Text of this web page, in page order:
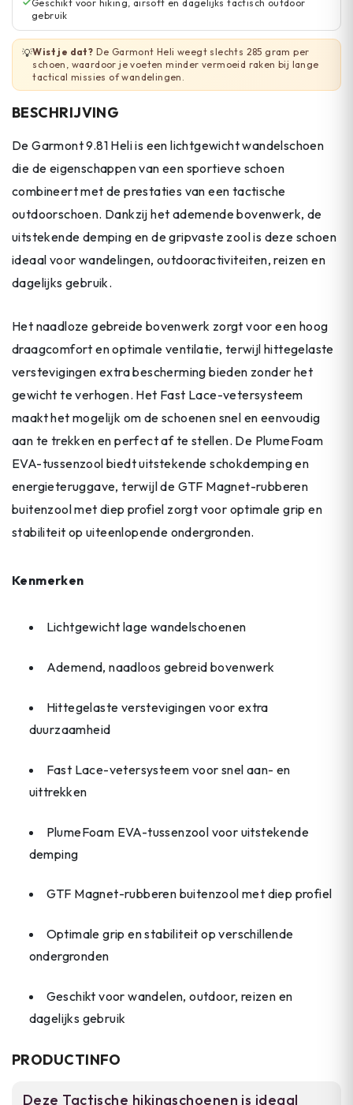
Geschikt voor hiking, airsoft en dagelijks tactisch outdoor
gebruik
💡Wist je dat? De Garmont Heli weegt slechts 285 gram per
schoen, waardoor je voeten minder vermoeid raken bij lange
tactical missies of wandelingen.
BESCHRIJVING
De Garmont 9.81 Heli is een lichtgewicht wandelschoen
die de eigenschappen van een sportieve schoen
combineert met de prestaties van een tactische
outdoorschoen. Dankzij het ademende bovenwerk, de
uitstekende demping en de gripvaste zool is deze schoen
ideaal voor wandelingen, outdooractiviteiten, reizen en
dagelijks gebruik.
Het naadloze gebreide bovenwerk zorgt voor een hoog
draagcomfort en optimale ventilatie, terwijl hittegelaste
verstevigingen extra bescherming bieden zonder het
gewicht te verhogen. Het Fast Lace-vetersysteem
maakt het mogelijk om de schoenen snel en eenvoudig
aan te trekken en perfect af te stellen. De PlumeFoam
EVA-tussenzool biedt uitstekende schokdemping en
energieteruggave, terwijl de GTF Magnet-rubberen
buitenzool met diep profiel zorgt voor optimale grip en
stabiliteit op uiteenlopende ondergronden.
Kenmerken
Lichtgewicht lage wandelschoenen
Ademend, naadloos gebreid bovenwerk
Hittegelaste verstevigingen voor extra
duurzaamheid
Fast Lace-vetersysteem voor snel aan- en
uittrekken
PlumeFoam EVA-tussenzool voor uitstekende
demping
GTF Magnet-rubberen buitenzool met diep profiel
Optimale grip en stabiliteit op verschillende
ondergronden
Geschikt voor wandelen, outdoor, reizen en
dagelijks gebruik
PRODUCTINFO
Deze Tactische hikingschoenen is ideaal